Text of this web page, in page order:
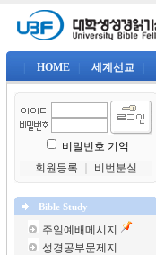
HOME 세계선교
비밀번호 기억
회원등록
비번분실
Bible Study
주일예배메시지
성경공부문제지